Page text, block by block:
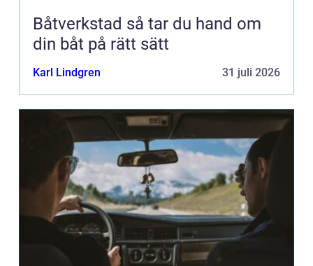
Båtverkstad så tar du hand om
din båt på rätt sätt
Karl Lindgren 31 juli 2026